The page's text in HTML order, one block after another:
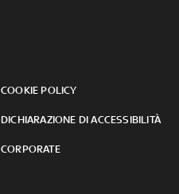
COOKIE POLICY
DICHIARAZIONE DI ACCESSIBILITÀ
CORPORATE